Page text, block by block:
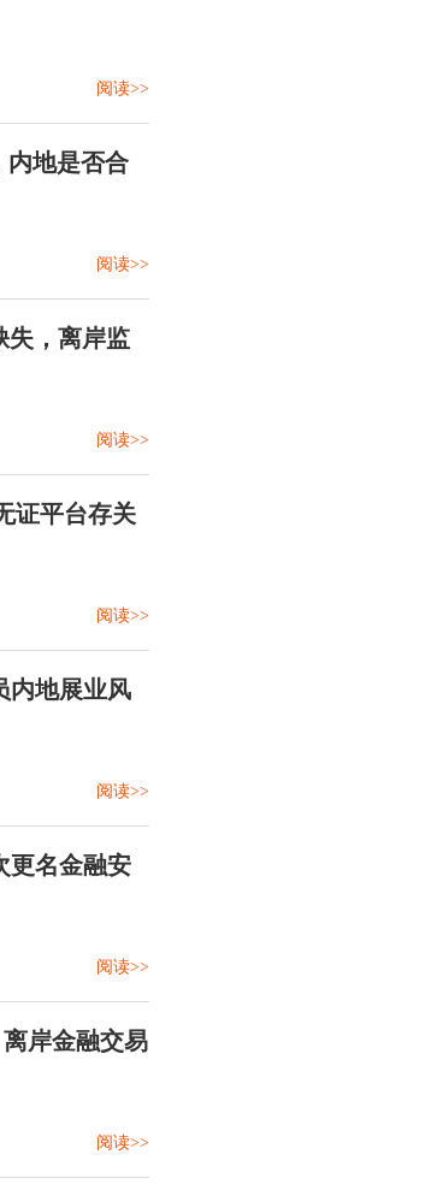
阅读>>
内地是否合
阅读>>
失，离岸监
阅读>>
证平台存关
阅读>>
内地展业风
阅读>>
更名金融安
阅读>>
岸金融交易
阅读>>